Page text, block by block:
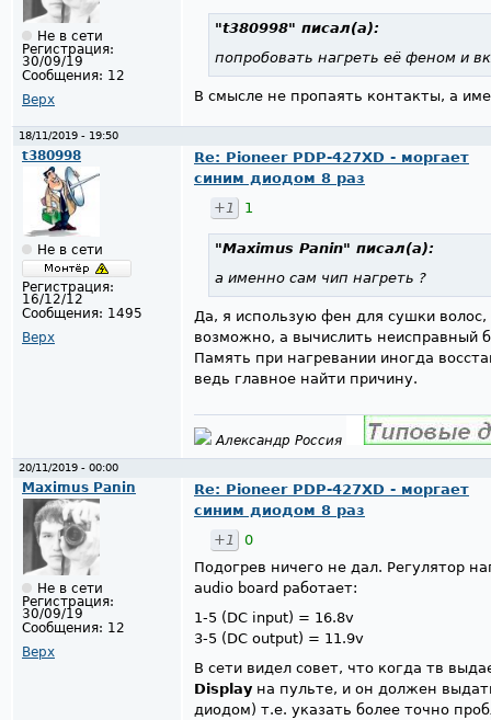
Не в сети
Регистрация:
30/09/19
Сообщения: 12
Верх
"t380998" писал(а):
попробовать нагреть её феном и
В смысле не пропаять контакты, а
18/11/2019 - 19:50
t380998
Не в сети
Регистрация:
16/12/12
Сообщения: 1495
Верх
Re: Pioneer PDP-427XD - моргает
синим диодом 8 раз
+1
1
"Maximus Panin" писал(а):
а именно сам чип нагреть ?
Да, я использую фен для сушки
возможно, а вычислить неисправный
Память при нагревании иногда
ведь главное найти причину.
Александр Россия
20/11/2019 - 00:00
Maximus Panin
Не в сети
Регистрация:
30/09/19
Сообщения: 12
Верх
Re: Pioneer PDP-427XD - моргает
синим диодом 8 раз
+1
0
Подогрев ничего не дал. Регулятор
audio board работает:
1-5 (DC input) = 16.8v
3-5 (DC output) = 11.9v
В сети видел совет, что когда тв
Display на пульте, и он должен
диодом) т.е. указать более точно